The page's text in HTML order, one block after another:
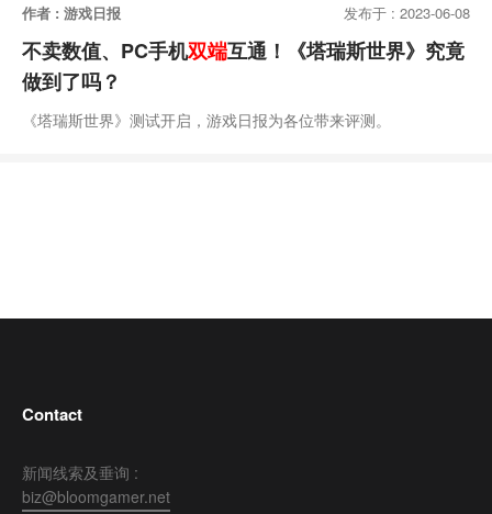
作者 : 游戏日报 发布于 : 2023-06-08
不卖数值、PC手机双端互通！《塔瑞斯世界》究竟
做到了吗？
《塔瑞斯世界》测试开启，游戏日报为各位带来评测。
Contact
新闻线索及垂询 :
biz@bloomgamer.net